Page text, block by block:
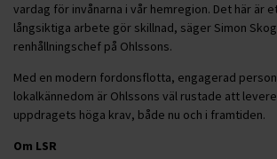
vardag för invånarna i vår hemregion. Det här är
långsiktiga arbete gör skillnad, säger Simon
renhållningschef på Ohlssons.
Med en modern fordonsflotta, engagerad
lokalkännedom är Ohlssons väl rustade att
uppdragets höga krav, både nu och i framtiden.
Om LSR